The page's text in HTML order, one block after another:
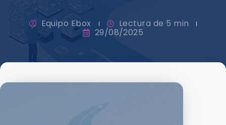
Equipo Ebox Lectura de 5 min
29/08/2025